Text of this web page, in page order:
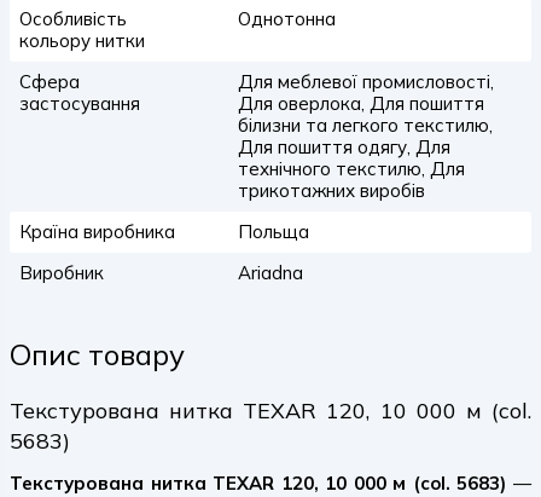
Особливість
кольору нитки
Однотонна
Сфера
застосування
Для меблевої промисловості,
Для оверлока, Для пошиття
білизни та легкого текстилю,
Для пошиття одягу, Для
технічного текстилю, Для
трикотажних виробів
Країна виробника
Польща
Виробник
Ariadna
Опис товару
Текстурована нитка TEXAR 120, 10 000 м (col.
5683)
Текстурована нитка TEXAR 120, 10 000 м (col. 5683) —